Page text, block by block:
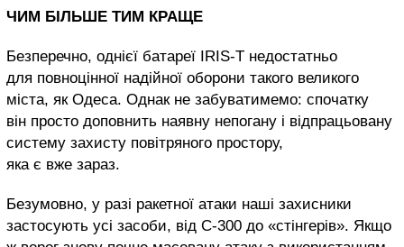
ЧИМ БІЛЬШЕ ТИМ КРАЩЕ
Безперечно, однієї батареї IRIS-T недостатньо
для повноцінної надійної оборони такого великого
міста, як Одеса. Однак не забуватимемо: спочатку
він просто доповнить наявну непогану і відпрацьовану
систему захисту повітряного простору,
яка є вже зараз.
Безумовно, у разі ракетної атаки наші захисники
застосують усі засоби, від С-300 до «стінгерів». Якщо